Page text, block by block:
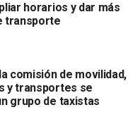
y Servicios
de la ciudad de
de desarrollo, una
de 229 hectáreas
horarios y dar más
transporte
comisión de movilidad,
y transportes se
grupo de taxistas